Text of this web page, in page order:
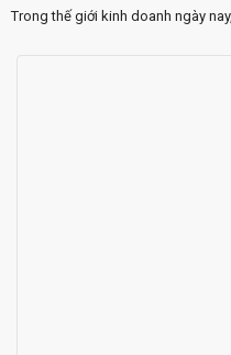
Trong thế giới kinh doanh ngày